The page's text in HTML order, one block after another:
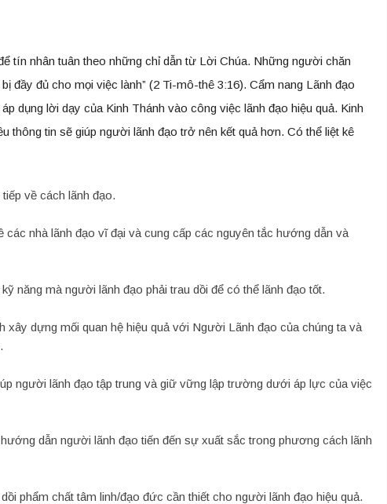
tín nhân tuân theo những chỉ dẫn từ Lời Chúa. Những người chăn
đầy đủ cho mọi việc lành” (2 Ti-mô-thê 3:16). Cẩm nang Lãnh đạo
dụng lời dạy của Kinh Thánh vào công việc lãnh đạo hiệu quả. Kinh
thông tin sẽ giúp người lãnh đạo trở nên kết quả hơn. Có thể liệt kê
về cách lãnh đạo.
các nhà lãnh đạo vĩ đại và cung cấp các nguyên tắc hướng dẫn và
năng mà người lãnh đạo phải trau dồi để có thể lãnh đạo tốt.
xây dựng mối quan hệ hiệu quả với Người Lãnh đạo của chúng ta và
người lãnh đạo tập trung và giữ vững lập trường dưới áp lực của việc
dẫn người lãnh đạo tiến đến sự xuất sắc trong phương cách lãnh
phẩm chất tâm linh/đạo đức cần thiết cho người lãnh đạo hiệu quả.